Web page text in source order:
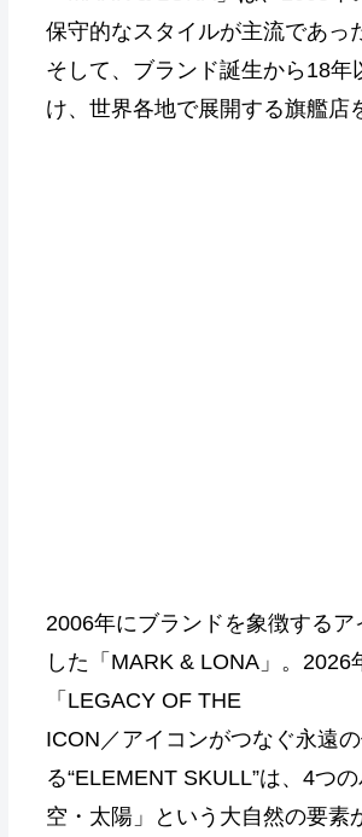
保守的なスタイルが主流であっ
そして、ブランド誕生から18
け、世界各地で展開する旗艦店
2006年にブランドを象徴する
した「MARK & LONA」。2026
「LEGACY OF THE
ICON／アイコンがつなぐ永遠
る“ELEMENT SKULL”は、4つ
空・太陽」という大自然の要素